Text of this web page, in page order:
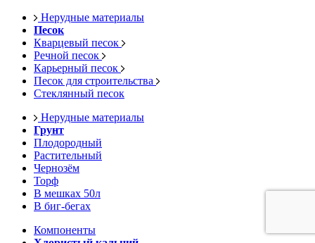
Нерудные материалы
Песок
Кварцевый песок
Речной песок
Карьерный песок
Песок для строительства
Стеклянный песок
Нерудные материалы
Грунт
Плодородный
Растительный
Чернозём
Торф
В мешках 50л
В биг-бегах
Компоненты